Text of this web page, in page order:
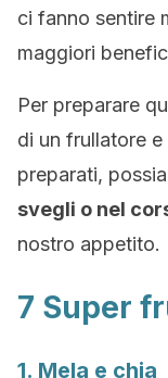
ci fanno sentire
maggiori
Per preparare
di un frullatore
preparati,
svegli o nel
nostro appetito.
7 Super
1. Mela e chia